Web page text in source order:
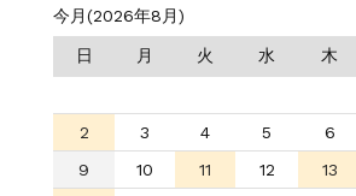
今月(2026年8月)
日 月 火 水 木
2
3 4 5 6
9
10 11 12 13